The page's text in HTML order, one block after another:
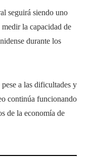
seguirá siendo uno
la capacidad de
durante los
a las dificultades y
continúa funcionando
de la economía de